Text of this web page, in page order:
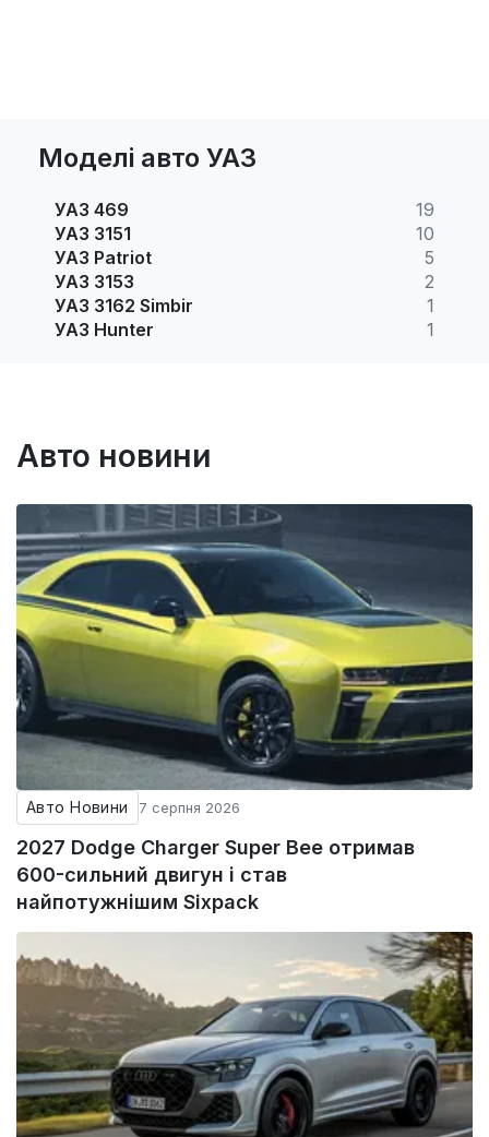
Моделі авто УАЗ
УАЗ 469
19
УАЗ 3151
10
УАЗ Patriot
5
УАЗ 3153
2
УАЗ 3162 Simbir
1
УАЗ Hunter
1
Авто новини
Авто Новини 7 серпня 2026
2027 Dodge Charger Super Bee отримав
600-сильний двигун і став
найпотужнішим Sixpack